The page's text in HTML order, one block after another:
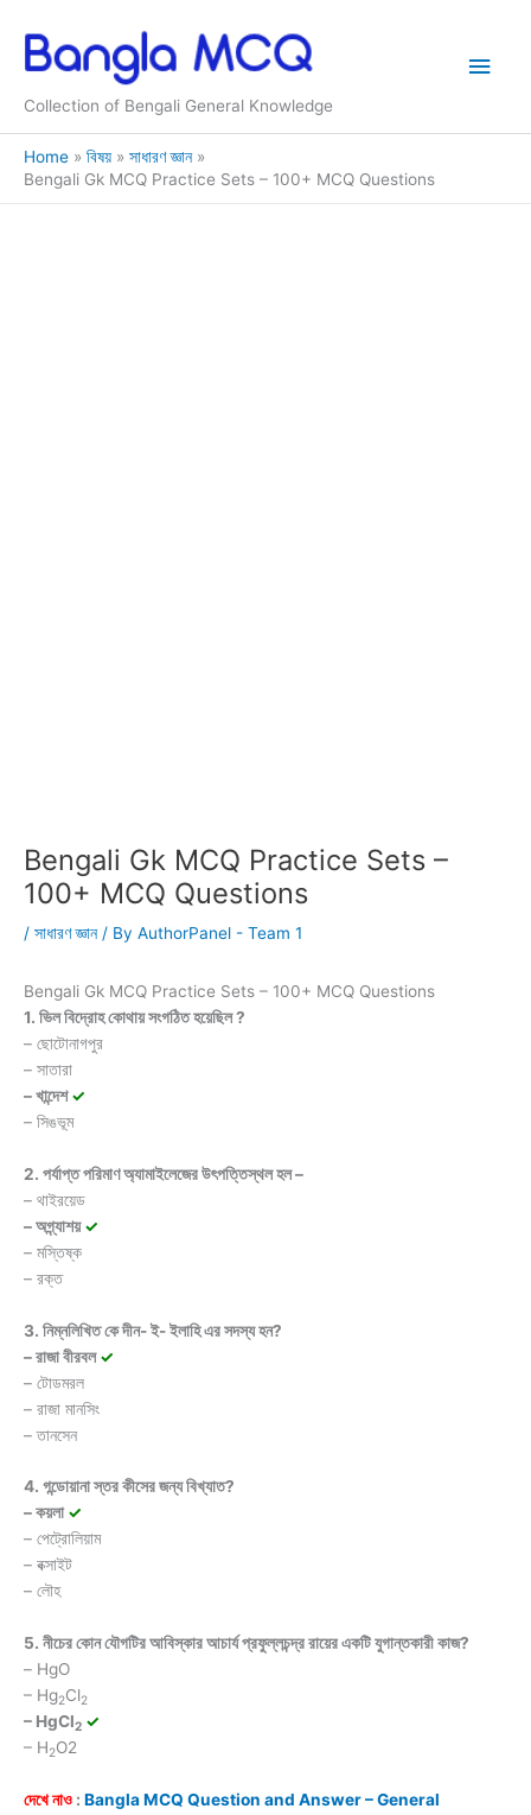
content
Collection of Bengali General Knowledge
Main
Home বিষয়
সাধারণ জ্ঞান
Bengali Gk MCQ Practice Sets – 100+ MCQ Questions
Bengali Gk MCQ Practice Sets –
100+ MCQ Questions
/ সাধারণ জ্ঞান/ By AuthorPanel - Team 1
Bengali Gk MCQ Practice Sets – 100+ MCQ Questions
1. ভিল বিদ্রোহ কোথায় সংগঠিত হয়েছিল ?
– ছোটোনাগপুর
– সাতারা
– খান্দেশ✓
– সিঙভূম
2. পর্যাপ্ত পরিমাণ অ্যামাইলেজের উৎপত্তিস্থল হল –
– থাইরয়েড
– অগ্ন্যাশয়✓
– মস্তিষ্ক
– রক্ত
3. নিম্নলিখিত কে দীন- ই- ইলাহি এর সদস্য হন?
– রাজা বীরবল✓
– টোডমরল
– রাজা মানসিং
– তানসেন
4. গন্ডোয়ানা স্তর কীসের জন্য বিখ্যাত?
– কয়লা✓
– পেট্রোলিয়াম
– বক্সাইট
– লৌহ
5. নীচের কোন যৌগটির আবিস্কার আচার্য প্রফুল্লচন্দ্র রায়ের একটি যুগান্তকারী কাজ?
– HgO
– Hg2Cl2
– HgCl2 ✓
– H2O2
দেখে নাও : Bangla MCQ Question and Answer – General